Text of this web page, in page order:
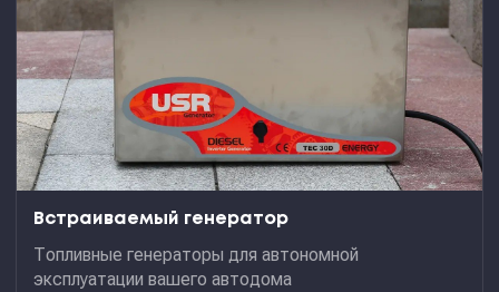
Встраиваемый генератор
Топливные генераторы для автономной
эксплуатации вашего автодома